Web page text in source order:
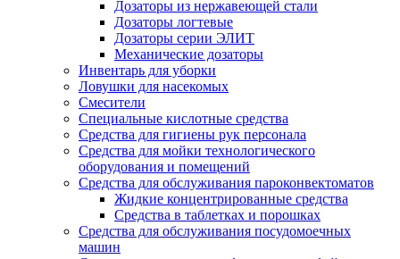
Дозаторы из нержавеющей стали
Дозаторы логтевые
Дозаторы серии ЭЛИТ
Механические дозаторы
Инвентарь для уборки
Ловушки для насекомых
Смесители
Специальные кислотные средства
Средства для гигиены рук персонала
Средства для мойки технологического
оборудования и помещений
Средства для обслуживания пароконвектоматов
Жидкие концентрированные средства
Средства в таблетках и порошках
Средства для обслуживания посудомоечных
машин